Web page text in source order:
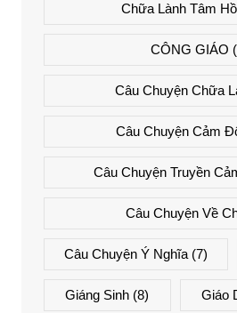
Chữa Lành Tâm
CÔNG GIÁO
Câu Chuyện Chữa
Câu Chuyện Cảm
Câu Chuyện Truyền
Câu Chuyện Về
Câu Chuyện Ý Nghĩa(7)
Giáng Sinh (8) Giáo